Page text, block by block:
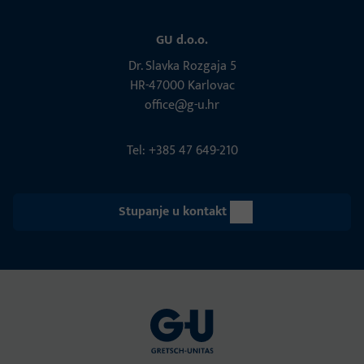
GU d.o.o.
Dr. Slavka Rozgaja 5
HR-47000 Karlovac
office@g-u.hr
Tel: +385 47 649-210
Stupanje u kontakt